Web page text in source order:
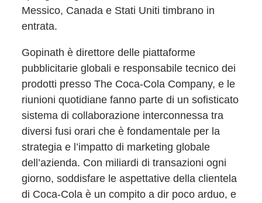
Messico, Canada e Stati Uniti timbrano in
entrata.
Gopinath è direttore delle piattaforme
pubblicitarie globali e responsabile tecnico dei
prodotti presso The Coca-Cola Company, e le
riunioni quotidiane fanno parte di un sofisticato
sistema di collaborazione interconnessa tra
diversi fusi orari che è fondamentale per la
strategia e l’impatto di marketing globale
dell’azienda. Con miliardi di transazioni ogni
giorno, soddisfare le aspettative della clientela
di Coca-Cola è un compito a dir poco arduo, e